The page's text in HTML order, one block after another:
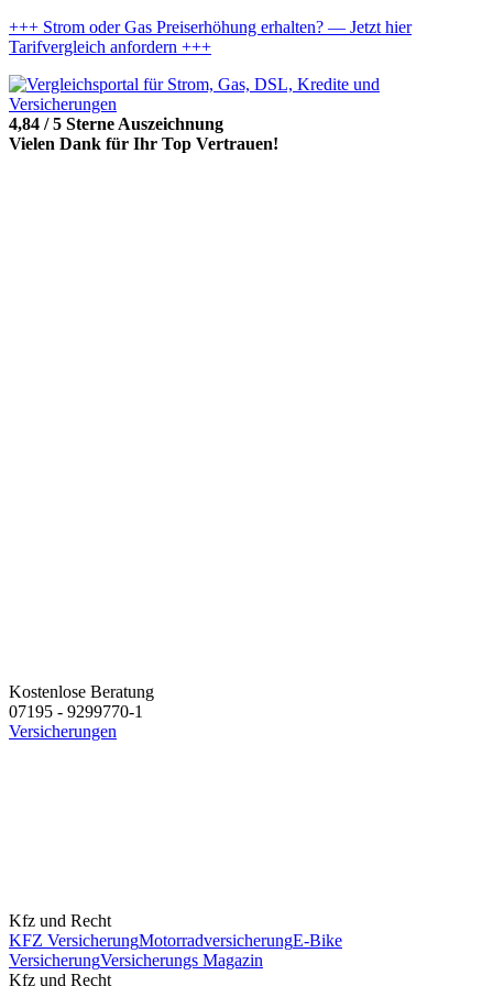
+++ Strom oder Gas Preiserhöhung erhalten? — Jetzt hier
Tarifvergleich anfordern +++
4,84 / 5 Sterne Auszeichnung
Vielen Dank für Ihr Top Vertrauen!
Kostenlose Beratung
07195 - 9299770-1
Versicherungen
Kfz und Recht
KFZ VersicherungMotorradversicherungE-Bike
VersicherungVersicherungs Magazin
Kfz und Recht